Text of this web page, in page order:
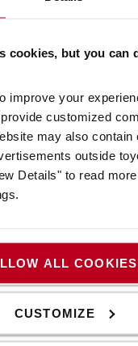
cookies, but you can
improve your
customized
may also contain
outside
Details" to read
ALL COOKIES
CUSTOMIZE